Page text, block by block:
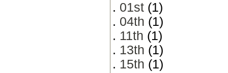
. 01st (1)
. 04th (1)
. 11th (1)
. 13th (1)
. 15th (1)